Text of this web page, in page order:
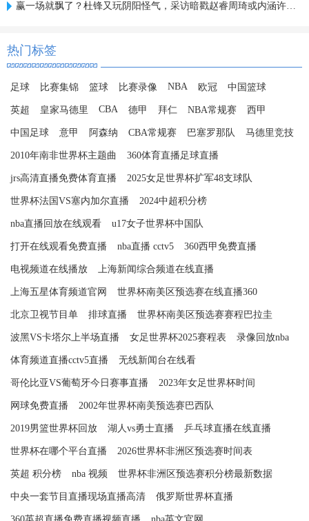
赢一场就飘了？杜锋又玩阴阳怪气，采访暗戳赵睿周琦或内涵许利民
热门标签
足球 比赛集锦 篮球 比赛录像 NBA 欧冠 中国篮球
英超 皇家马德里 CBA 德甲 拜仁 NBA常规赛 西甲
中国足球 意甲 阿森纳 CBA常规赛 巴塞罗那队 马德里竞技
2010年南非世界杯主题曲 360体育直播足球直播
jrs高清直播免费体育直播 2025女足世界杯扩军48支球队
世界杯法国VS塞内加尔直播 2024中超积分榜
nba直播回放在线观看 u17女子世界杯中国队
打开在线观看免费直播 nba直播 cctv5 360西甲免费直播
电视频道在线播放 上海新闻综合频道在线直播
上海五星体育频道官网 世界杯南美区预选赛在线直播360
北京卫视节目单 排球直播 世界杯南美区预选赛赛程巴拉圭
波黑VS卡塔尔上半场直播 女足世界杯2025赛程表 录像回放nba
体育频道直播cctv5直播 无线新闻台在线看
哥伦比亚VS葡萄牙今日赛事直播 2023年女足世界杯时间
网球免费直播 2002年世界杯南美预选赛巴西队
2019男篮世界杯回放 湖人vs勇士直播 乒乓球直播在线直播
世界杯在哪个平台直播 2026世界杯非洲区预选赛时间表
英超 积分榜 nba 视频 世界杯非洲区预选赛积分榜最新数据
中央一套节目直播现场直播高清 俄罗斯世界杯直播